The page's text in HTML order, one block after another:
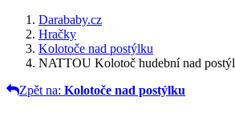
Darababy.cz
Hračky
Kolotoče nad postýlku
NATTOU Kolotoč hudební nad
Zpět na: Kolotoče nad postýlku